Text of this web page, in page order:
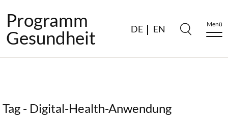
Programm
Gesundheit
DE EN Menü
Tag - Digital-Health-Anwendung